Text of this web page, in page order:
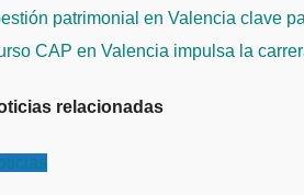
patrimonial en Valencia clave
CAP en Valencia impulsa la
relacionadas